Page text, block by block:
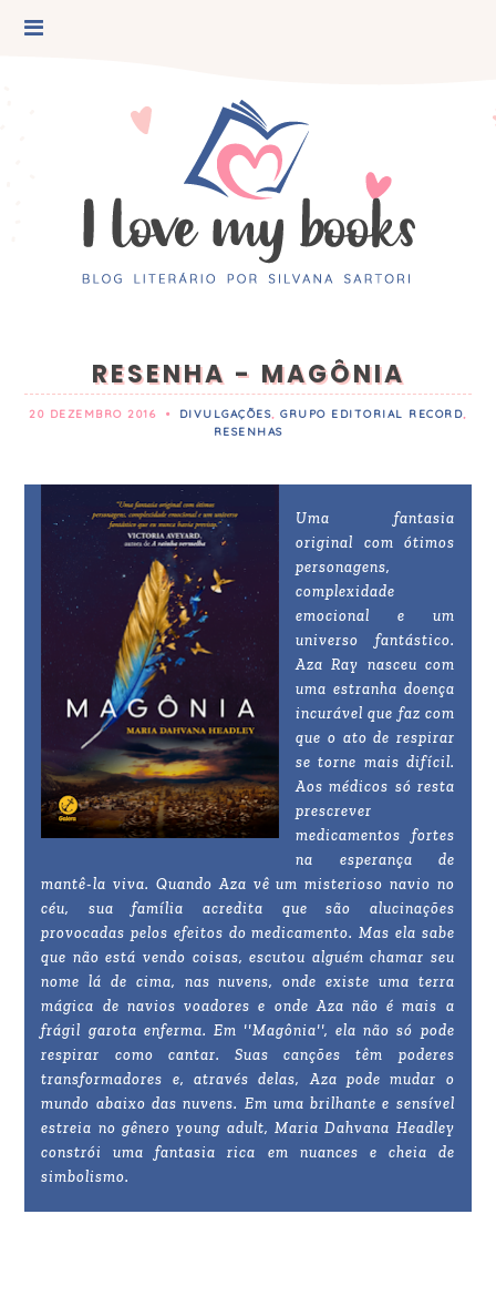
RESENHA - MAGÔNIA
20 DEZEMBRO 2016 • DIVULGAÇÕES, GRUPO EDITORIAL RECORD,
RESENHAS
Uma fantasia
original com ótimos
personagens,
complexidade
emocional e um
universo fantástico.
Aza Ray nasceu com
uma estranha doença
incurável que faz com
que o ato de respirar
se torne mais difícil.
Aos médicos só resta
prescrever
medicamentos fortes
na esperança de
mantê-la viva. Quando Aza vê um misterioso navio no
céu, sua família acredita que são alucinações
provocadas pelos efeitos do medicamento. Mas ela sabe
que não está vendo coisas, escutou alguém chamar seu
nome lá de cima, nas nuvens, onde existe uma terra
mágica de navios voadores e onde Aza não é mais a
frágil garota enferma. Em ''Magônia'', ela não só pode
respirar como cantar. Suas canções têm poderes
transformadores e, através delas, Aza pode mudar o
mundo abaixo das nuvens. Em uma brilhante e sensível
estreia no gênero young adult, Maria Dahvana Headley
constrói uma fantasia rica em nuances e cheia de
simbolismo.